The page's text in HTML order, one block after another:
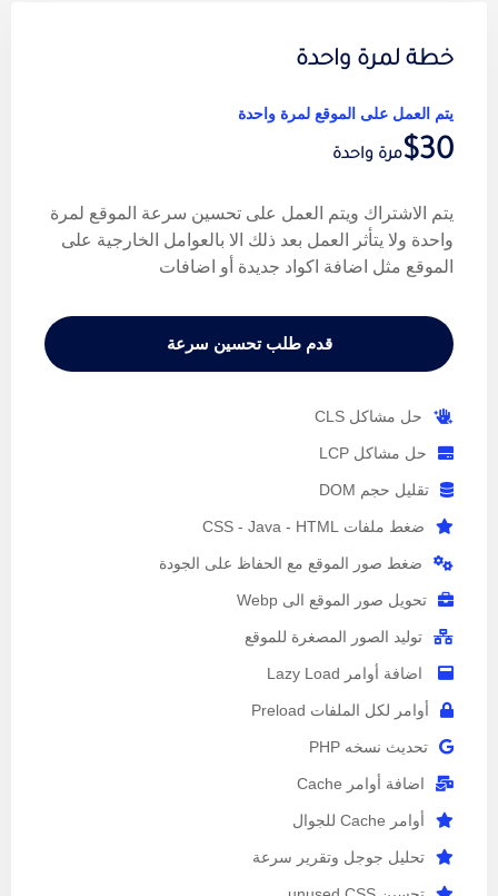
خطة لمرة واحدة
يتم العمل على الموقع لمرة واحدة
$30مرة واحدة
يتم الاشتراك ويتم العمل على تحسين سرعة الموقع لمرة
واحدة ولا يتأثر العمل بعد ذلك الا بالعوامل الخارجية على
الموقع مثل اضافة اكواد جديدة أو اضافات
قدم طلب تحسين سرعة
حل مشاكل CLS
حل مشاكل LCP
تقليل حجم DOM
ضغط ملفات CSS - Java - HTML
ضغط صور الموقع مع الحفاظ على الجودة
تحويل صور الموقع الى Webp
توليد الصور المصغرة للموقع
اضافة أوامر Lazy Load
أوامر لكل الملفات Preload
تحديث نسخه PHP
اضافة أوامر Cache
أوامر Cache للجوال
تحليل جوجل وتقرير سرعة